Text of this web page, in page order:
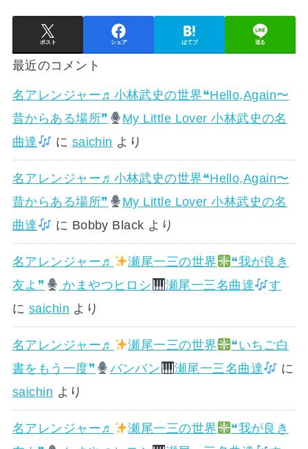
ポスト シェア はてブ 送る
最近のコメント
名アレンジャー♬ 小林武史の世界❝Hello,Again〜
昔からある場所❞
My Little Lover 小林武史の名
曲達
に saichin より
名アレンジャー♬ 小林武史の世界❝Hello,Again〜
昔からある場所❞
My Little Lover 小林武史の名
曲達
に Bobby Black より
名アレンジャー♬ 瀬尾一三の世界
❝我が良き
友よ❞
かまやつヒロシ 瀬尾一三名曲達
す
に saichin より
名アレンジャー♬ 瀬尾一三の世界
❝いちご白
書をもう一度❞
バンバン 瀬尾一三名曲達
に
saichin より
名アレンジャー♬ 瀬尾一三の世界
❝我が良き